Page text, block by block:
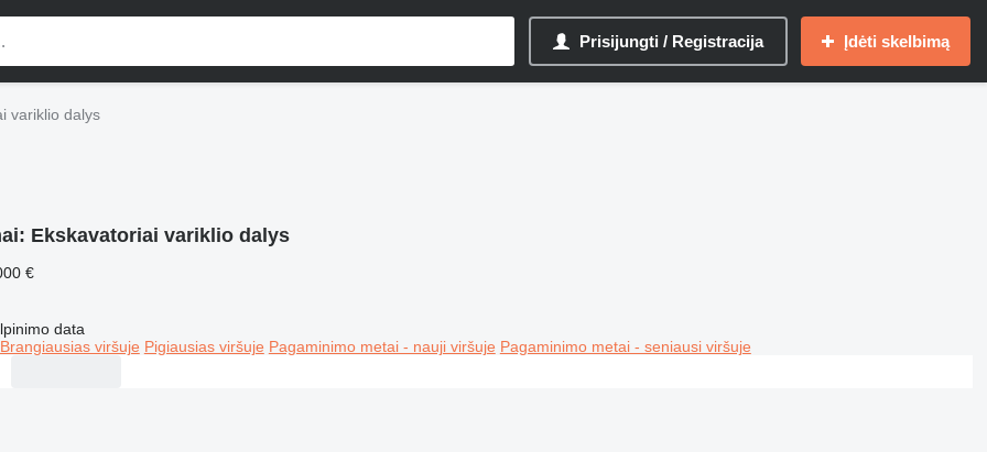
Prisijungti / Registracija Įdėti skelbimą
variklio dalys
Ekskavatoriai variklio dalys
€
data
Brangiausias viršuje Pigiausias viršuje Pagaminimo metai - nauji viršuje Pagaminimo metai - seniausi viršuje